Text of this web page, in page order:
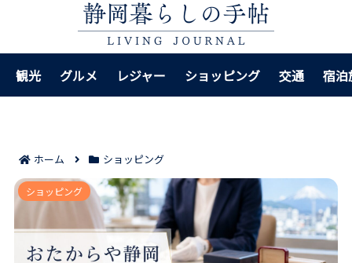
観光 グルメ レジャー ショッピング 交通 宿泊
ホーム ショッピング
おたからや静岡の評判＆口コミ｜高く売りたい人が見
るべき判断ポイント！
ショッピング